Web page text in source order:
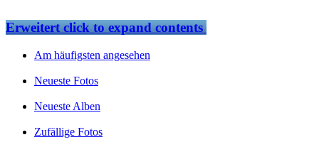
Erweitertclick to expand contents
Am häufigsten angesehen
Neueste Fotos
Neueste Alben
Zufällige Fotos